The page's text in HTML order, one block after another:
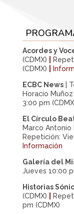
Acordes y
(CDMX)
(CDMX)
ECBC News|
Horacio
3:00 pm
El Círculo
Marco Antonio
Repetición:
Información
Galería del
Jueves 10:00
Historias
(CDMX)
pm (CDMX)